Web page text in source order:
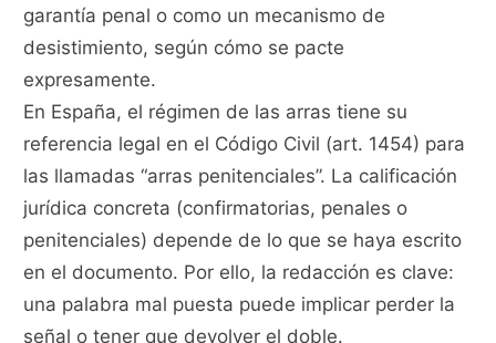
garantía penal o como un mecanismo de
desistimiento, según cómo se pacte
expresamente.
En España, el régimen de las arras tiene su
referencia legal en el Código Civil (art. 1454) para
las llamadas “arras penitenciales”. La calificación
jurídica concreta (confirmatorias, penales o
penitenciales) depende de lo que se haya escrito
en el documento. Por ello, la redacción es clave:
una palabra mal puesta puede implicar perder la
señal o tener que devolver el doble.